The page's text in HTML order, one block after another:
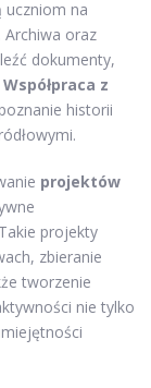
uczniom na
Archiwa oraz
dokumenty,
Współpraca z
historii
projektów
projekty
zbieranie
tworzenie
nie tylko